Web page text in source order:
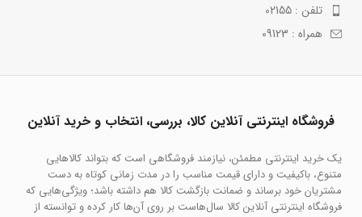
تلفن : 02155
همراه : 09123
فروشگاه اینترنتی آنلاین کالا، بررسی، انتخاب و خرید آنلاین
یک خرید اینترنتی مطمئن، نیازمند فروشگاهی است که بتواند کالاهایی
متنوع، باکیفیت و دارای قیمت مناسب را در مدت زمانی کوتاه به دست
مشتریان خود برساند و ضمانت بازگشت کالا هم داشته باشد؛ ویژگی‌هایی که
فروشگاه اینترنتی آنلاین کالا سال‌هاست بر روی آن‌ها کار کرده و توانسته از